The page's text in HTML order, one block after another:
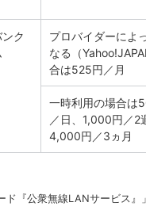
ク
プロバイダーによ
なる（
合は525円／月
一時利用の場合は
／日、1,000円／2
4,000円／3ヵ月
『公衆無線LANサービス』